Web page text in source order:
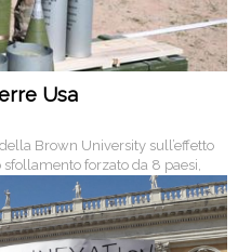
Usa
Brown University sull’effetto
forzato da 8 paesi,
Numeri al ribasso: allargando al
pari alla popolazione italiana. E
della società, impoverimento,